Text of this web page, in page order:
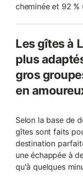
cheminée et 92 %
Les gîtes à
plus
gros
en
Selon la base de
gîtes sont faits
destination
une échappée à
qu'à quelques